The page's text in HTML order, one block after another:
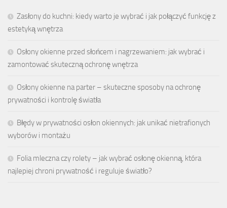
Zasłony do kuchni: kiedy warto je wybrać i jak połączyć funkcję z
estetyką wnętrza
Osłony okienne przed słońcem i nagrzewaniem: jak wybrać i
zamontować skuteczną ochronę wnętrza
Osłony okienne na parter – skuteczne sposoby na ochronę
prywatności i kontrolę światła
Błędy w prywatności osłon okiennych: jak unikać nietrafionych
wyborów i montażu
Folia mleczna czy rolety – jak wybrać osłonę okienną, która
najlepiej chroni prywatność i reguluje światło?